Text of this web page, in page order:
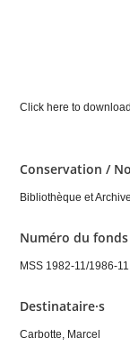
Click here to
Conservation /
Bibliothèque et
Numéro du fonds
MSS 1982-11/1986-11
Destinataire·s
Carbotte, Marcel